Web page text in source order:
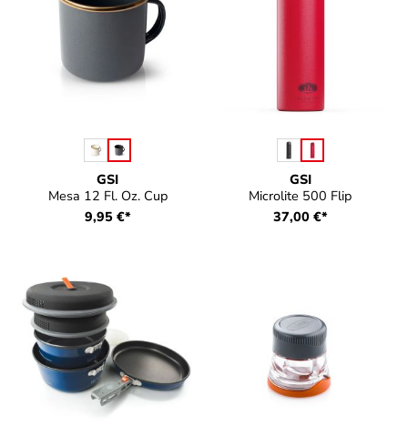
GSI
Mesa 12 Fl. Oz. Cup
auswählen
9,95 €*
GSI
Microlite 500 Flip
Farbeauswählen
37,00 €*